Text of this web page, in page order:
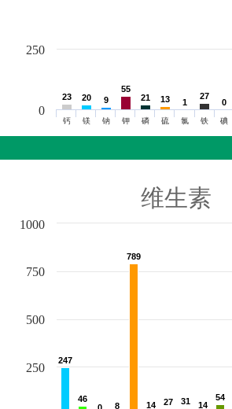
23
23 20
20 9
9
55
55
21
21 13
13 1
1
27
27
0
0
钙 镁 钠 钾 磷 硫 氯 铁 碘
0
250
维生素
247
247
46
46
0
0 8
8
789
789
14
14 27
27 31
31 14
14
54
54
250
500
750
1000